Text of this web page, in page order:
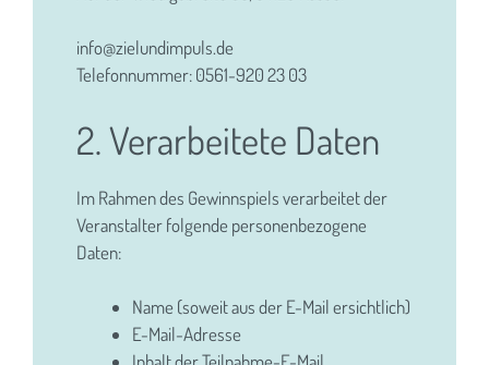
info@zielundimpuls.de
Telefonnummer: 0561-920 23 03
2. Verarbeitete Daten
Im Rahmen des Gewinnspiels verarbeitet der
Veranstalter folgende personenbezogene
Daten:
Name (soweit aus der E-Mail ersichtlich)
E-Mail-Adresse